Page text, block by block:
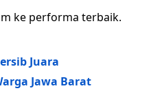
ke performa terbaik.
Juara
Jawa Barat